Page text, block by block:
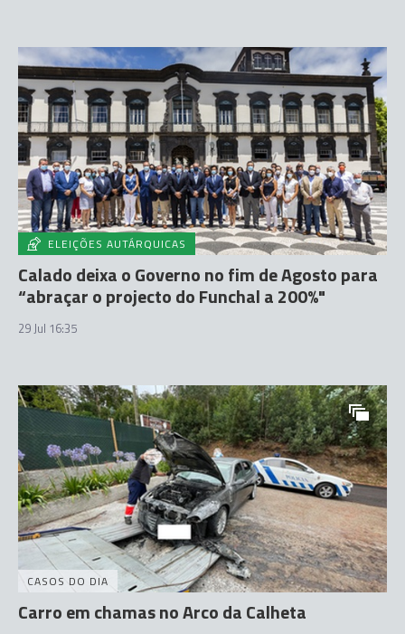
ELEIÇÕES AUTÁRQUICAS
Calado deixa o Governo no fim de Agosto para
“abraçar o projecto do Funchal a 200%"
29 Jul 16:35
CASOS DO DIA
Carro em chamas no Arco da Calheta